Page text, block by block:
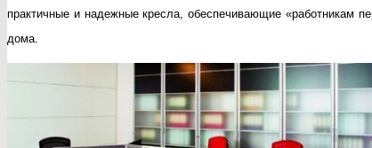
практичные и надежные кресла, обеспечивающие «работникам
дома.